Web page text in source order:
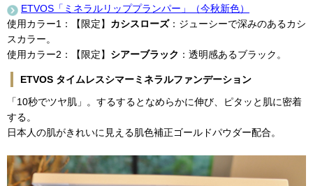
ETVOS「ミネラルリッププランパー」（今秋新色）
使用カラー1：【限定】 カシスローズ：ジューシーで深みのあるカシ
スカラー。
使用カラー2：【限定】 シアーブラック ：透明感あるブラック。
ETVOS タイムレスシマーミネラルファンデーション
「10秒でツヤ肌」。するするとなめらかに伸び、ピタッと肌に密着
する。
日本人の肌がきれいに見える肌色補正ゴールドパウダー配合。